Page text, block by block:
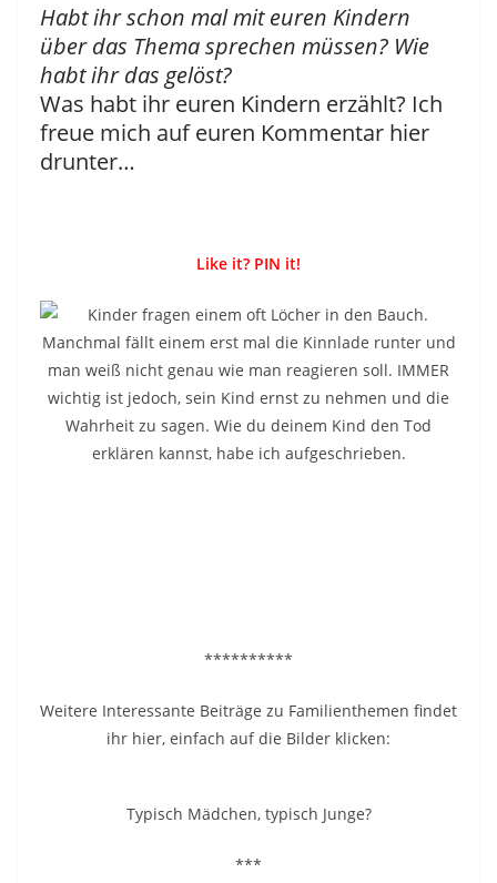
Habt ihr schon mal mit euren Kindern
über das Thema sprechen müssen? Wie
habt ihr das gelöst?
Was habt ihr euren Kindern erzählt? Ich
freue mich auf euren Kommentar hier
drunter…
Like it? PIN it!
**********
Weitere Interessante Beiträge zu Familienthemen findet
ihr hier, einfach auf die Bilder klicken:
Typisch Mädchen, typisch Junge?
***